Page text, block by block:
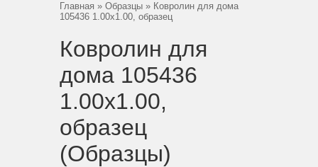
Главная » Образцы » Ковролин для дома
105436 1.00х1.00, образец
Ковролин для
дома 105436
1.00х1.00,
образец
(Образцы)